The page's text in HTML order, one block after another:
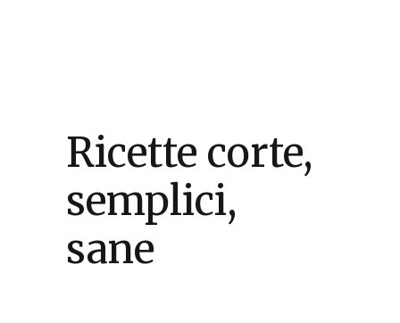
Ricette corte,
semplici,
sane